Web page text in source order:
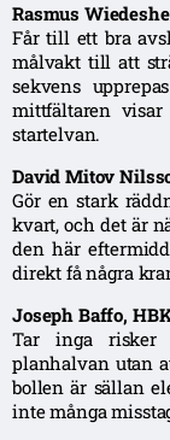
Rasmus
Får till ett bra
målvakt till att
sekvens
mittfältaren
startelvan.
David Mitov
Gör en stark
kvart, och det är
den här
direkt få några
Joseph Baffo,
Tar inga risker
planhalvan utan
bollen är sällan
inte många